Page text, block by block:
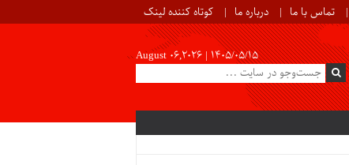
تماس با ما درباره ما کوتاه کننده لینک
August 06,2026 | ۱۴۰۵/۰۵/۱۵